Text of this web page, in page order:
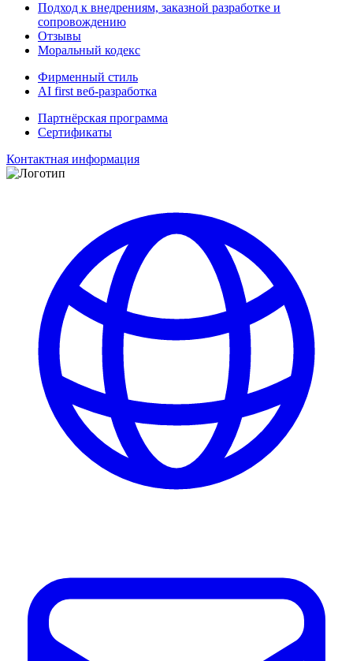
Подход к внедрениям, заказной разработке и
сопровождению
Отзывы
Моральный кодекс
Фирменный стиль
AI first веб-разработка
Партнёрская программа
Сертификаты
Контактная информация